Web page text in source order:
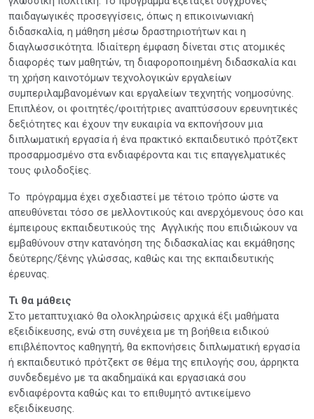
παιδαγωγικές προσεγγίσεις, όπως η επικοινωνιακή
διδασκαλία, η μάθηση μέσω δραστηριοτήτων και η
διαγλωσσικότητα. Ιδιαίτερη έμφαση δίνεται στις ατομικές
διαφορές των μαθητών, τη διαφοροποιημένη διδασκαλία και
τη χρήση καινοτόμων τεχνολογικών εργαλείων
συμπεριλαμβανομένων και εργαλείων τεχνητής νοημοσύνης.
Επιπλέον, οι φοιτητές/φοιτήτριες αναπτύσσουν ερευνητικές
δεξιότητες και έχουν την ευκαιρία να εκπονήσουν μια
διπλωματική εργασία ή ένα πρακτικό εκπαιδευτικό πρότζεκτ
προσαρμοσμένο στα ενδιαφέροντα και τις επαγγελματικές
τους φιλοδοξίες.
Το πρόγραμμα έχει σχεδιαστεί με τέτοιο τρόπο ώστε να
απευθύνεται τόσο σε μελλοντικούς και ανερχόμενους όσο και
έμπειρους εκπαιδευτικούς της Αγγλικής που επιδιώκουν να
εμβαθύνουν στην κατανόηση της διδασκαλίας και εκμάθησης
δεύτερης/ξένης γλώσσας, καθώς και της εκπαιδευτικής
έρευνας.
Τι θα μάθεις
Στο μεταπτυχιακό θα ολοκληρώσεις αρχικά έξι μαθήματα
εξειδίκευσης, ενώ στη συνέχεια με τη βοήθεια ειδικού
επιβλέποντος καθηγητή, θα εκπονήσεις διπλωματική εργασία
ή εκπαιδευτικό πρότζεκτ σε θέμα της επιλογής σου, άρρηκτα
συνδεδεμένο με τα ακαδημαϊκά και εργασιακά σου
ενδιαφέροντα καθώς και το επιθυμητό αντικείμενο
εξειδίκευσης.